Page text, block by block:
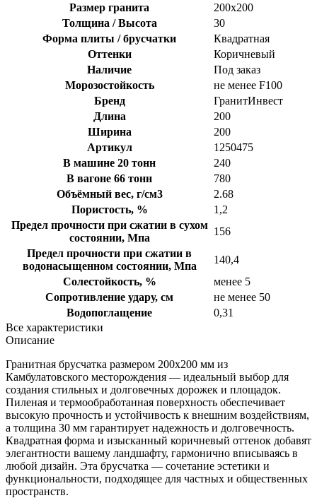
Размер гранита
200х200
Толщина / Высота
30
Форма плиты / брусчатки
Квадратная
Оттенки
Коричневый
Наличие
Под заказ
Морозостойкость
не менее F100
Бренд
ГранитИнвест
Длина
200
Ширина
200
Артикул
1250475
В машине 20 тонн
240
В вагоне 66 тонн
780
Объёмный вес, г/см3
2.68
Пористость, %
1,2
Предел прочности при сжатии в сухом
состоянии, Мпа
156
Предел прочности при сжатии в
водонасыщенном состоянии, Мпа
140,4
Солестойкость, %
менее 5
Сопротивление удару, см
не менее 50
Водопоглащение
0,31
Все характеристики
Описание
Гранитная брусчатка размером 200х200 мм из
Камбулатовского месторождения — идеальный выбор для
создания стильных и долговечных дорожек и площадок.
Пиленая и термообработанная поверхность обеспечивает
высокую прочность и устойчивость к внешним воздействиям,
а толщина 30 мм гарантирует надежность и долговечность.
Квадратная форма и изысканный коричневый оттенок добавят
элегантности вашему ландшафту, гармонично вписываясь в
любой дизайн. Эта брусчатка — сочетание эстетики и
функциональности, подходящее для частных и общественных
пространств.